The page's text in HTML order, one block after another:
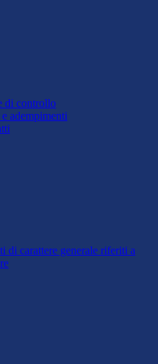
di controllo
adempimenti
di carattere generale riferiti a